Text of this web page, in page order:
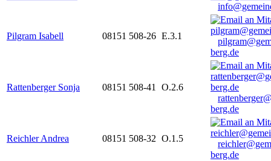
Pilgram Isabell 08151 508-26 E.3.1
berg.de
Rattenberger Sonja 08151 508-41
O.2.6
berg.de
Reichler Andrea 08151 508-32 O.1.5
berg.de